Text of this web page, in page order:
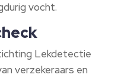
vocht.​
Lekdetectie
verzekeraars en